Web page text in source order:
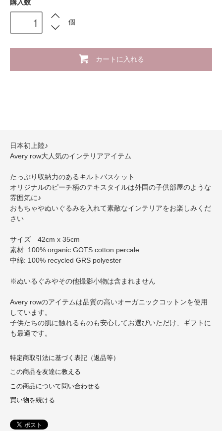
購入数
個
カートに入れる
日本初上陸♪
Avery row大人気のインテリアアイテム
たっぷり収納力のあるキルトバスケット
オリジナルのピーチ柄のテキスタイルは外国の子供部屋のような
雰囲気に♪
おもちゃやぬいぐるみを入れて素敵なインテリアをお楽しみくだ
さい
サイズ 42cm x 35cm
素材: 100% organic GOTS cotton percale
中綿: 100% recycled GRS polyester
※ぬいるぐみやその他撮影小物は含まれません
Avery rowのアイテムは品質の高いオーガニックコットンを使用
しています。
子供たちの肌に触れるものも安心してお選びいただけ、ギフトに
も最適です。
特定商取引法に基づく表記（返品等）
この商品を友達に教える
この商品について問い合わせる
買い物を続ける